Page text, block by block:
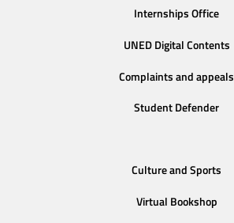
Internships Office
UNED Digital Contents
Complaints and appeals
Student Defender
Culture and Sports
Virtual Bookshop